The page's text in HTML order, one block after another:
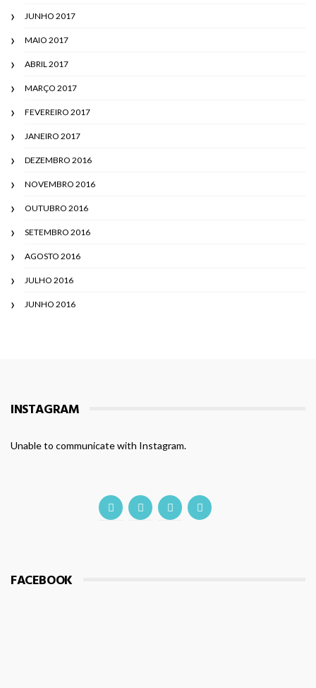
JUNHO 2017
MAIO 2017
ABRIL 2017
MARÇO 2017
FEVEREIRO 2017
JANEIRO 2017
DEZEMBRO 2016
NOVEMBRO 2016
OUTUBRO 2016
SETEMBRO 2016
AGOSTO 2016
JULHO 2016
JUNHO 2016
INSTAGRAM
Unable to communicate with Instagram.
FACEBOOK